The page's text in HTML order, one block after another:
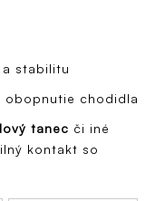
stabilitu
obopnutie chodidla
tanec či iné
kontakt so